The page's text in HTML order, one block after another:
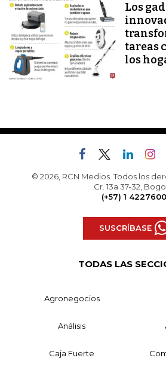
Los
tareas
los
© 2026, RCN Medios. Todos los
Cr. 13a 37-32,
(+57) 1 4227600
SUSCRÍBASE
TODAS LAS
Agronegocios
Análisis
Caja Fuerte